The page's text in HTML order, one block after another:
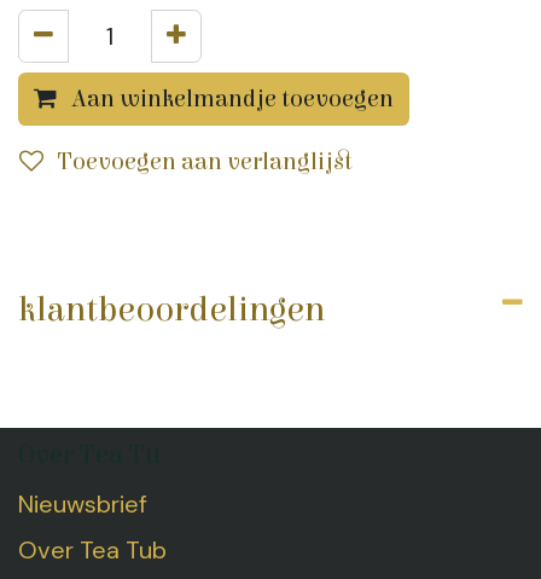
Aan winkelmandje toevoegen
Toevoegen aan verlanglijst
klantbeoordelingen
Nieuwsbrief
Over Tea Tub